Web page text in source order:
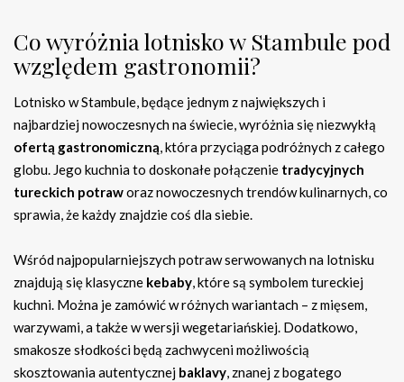
Co wyróżnia lotnisko w Stambule pod
względem gastronomii?
Lotnisko w Stambule, będące jednym z największych i
najbardziej nowoczesnych na świecie, wyróżnia się niezwykłą
ofertą gastronomiczną, która przyciąga podróżnych z całego
globu. Jego kuchnia to doskonałe połączenie tradycyjnych
tureckich potraworaz nowoczesnych trendów kulinarnych, co
sprawia, że każdy znajdzie coś dla siebie.
Wśród najpopularniejszych potraw serwowanych na lotnisku
znajdują się klasyczne kebaby, które są symbolem tureckiej
kuchni. Można je zamówić w różnych wariantach – z mięsem,
warzywami, a także w wersji wegetariańskiej. Dodatkowo,
smakosze słodkości będą zachwyceni możliwością
skosztowania autentycznej baklavy, znanej z bogatego